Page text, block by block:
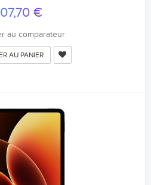
€
au comparateur
AU PANIER